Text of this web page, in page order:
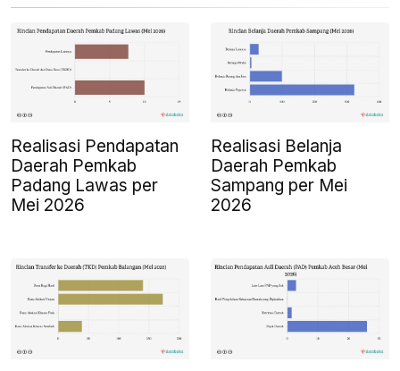
Realisasi Pendapatan
Daerah Pemkab
Padang Lawas per
Mei 2026
Realisasi Belanja
Daerah Pemkab
Sampang per Mei
2026